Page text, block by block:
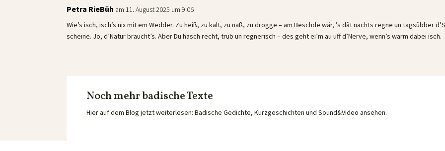
Petra RieBüh am 11. August 2025 um 9:06
Wie’s isch, isch’s nix mit em Wedder. Zu heiß, zu kalt, zu naß, zu drogge – am Beschde wär, ’s dät nachts regne un tagsübber
scheine. Jo, d’Natur braucht’s. Aber Du hasch recht, trüb un regnerisch – des geht ei’m au uff d’Nerve, wenn’s warm dabei isch.
Noch mehr badische Texte
Hier auf dem Blog jetzt weiterlesen: Badische Gedichte, Kurzgeschichten und Sound&Video ansehen.